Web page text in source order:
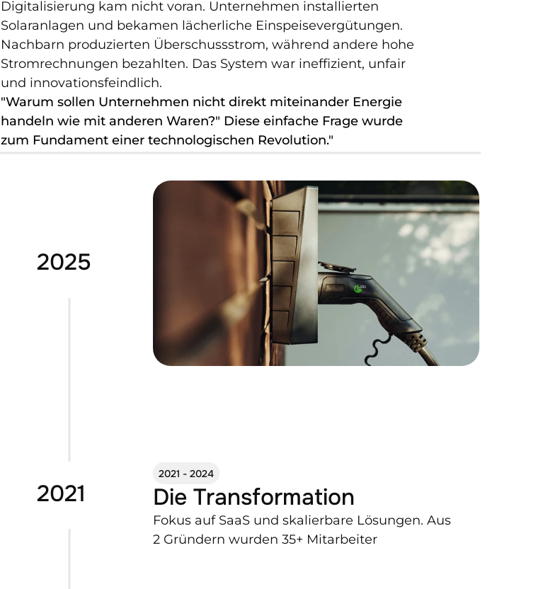
Digitalisierung kam nicht voran. Unternehmen installierten
Solaranlagen und bekamen lächerliche Einspeisevergütungen.
Nachbarn produzierten Überschussstrom, während andere hohe
Stromrechnungen bezahlten. Das System war ineffizient, unfair
und innovationsfeindlich.
"Warum sollen Unternehmen nicht direkt miteinander Energie
handeln wie mit anderen Waren?" Diese einfache Frage wurde
zum Fundament einer technologischen Revolution."
2021
2025
2021 - 2024
Die Transformation
Fokus auf SaaS und skalierbare Lösungen. Aus
2 Gründern wurden 35+ Mitarbeiter